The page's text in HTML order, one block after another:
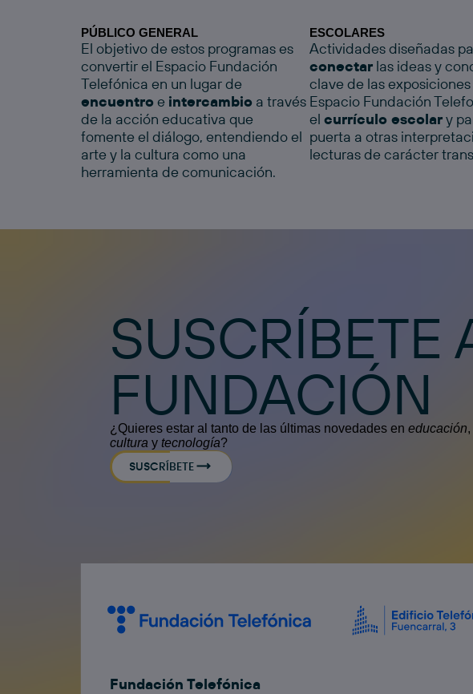
PÚBLICO GENERAL
El objetivo de estos programas es
convertir el Espacio Fundación
Telefónica en un lugar de
encuentroe intercambioa través
de la acción educativa que
fomente el diálogo, entendiendo el
arte y la cultura como una
herramienta de comunicación.
ESCOLARES
Actividades diseñadas
conectar las ideas y
clave de las
Espacio Fundación
elcurrículo escolary
puerta a otras
lecturas de carácter
SUSCRÍBETE
FUNDACIÓN
¿Quieres estar al tanto de las últimas novedades en educación,
culturay tecnología?
SUSCRÍBETE
Fundación Telefónica